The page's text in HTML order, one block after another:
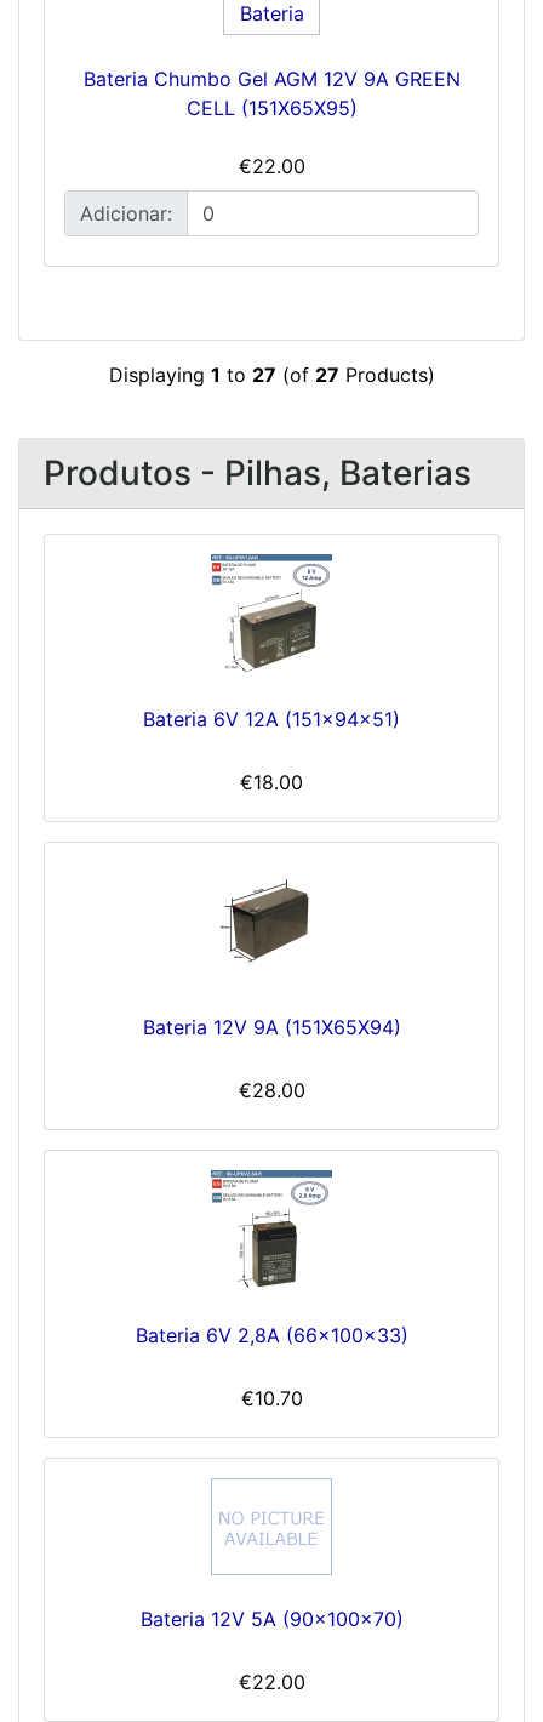
Bateria Chumbo Gel AGM 12V 9A GREEN
CELL (151X65X95)
€22.00
Adicionar:
Displaying 1 to 27 (of 27 Products)
Produtos - Pilhas, Baterias
Bateria 6V 12A (151x94x51)
€18.00
Bateria 12V 9A (151X65X94)
€28.00
Bateria 6V 2,8A (66x100x33)
€10.70
Bateria 12V 5A (90x100x70)
€22.00